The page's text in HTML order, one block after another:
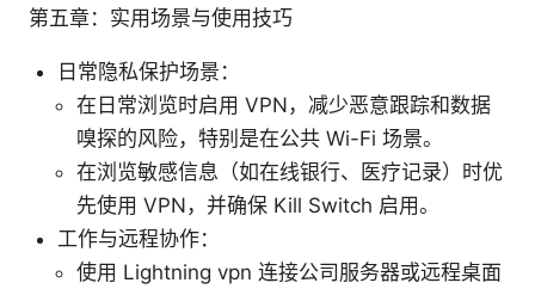
第五章：实用场景与使用技巧
日常隐私保护场景：
在日常浏览时启用 VPN，减少恶意跟踪和数据
嗅探的风险，特别是在公共 Wi-Fi 场景。
在浏览敏感信息（如在线银行、医疗记录）时优
先使用 VPN，并确保 Kill Switch 启用。
工作与远程协作：
使用 Lightning vpn 连接公司服务器或远程桌面